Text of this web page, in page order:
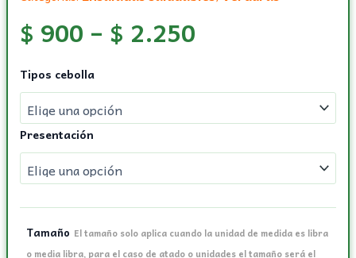
$ 900 – $ 2.250
Tipos cebolla
Presentación
Tamaño El tamaño solo aplica cuando la unidad de medida es libra
o media libra, para el caso de atado o unidades el tamaño será el
Cebolla
cabezona
blanca
cantidad